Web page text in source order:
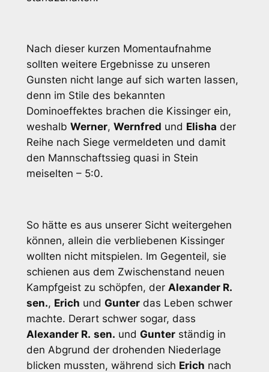
Nach dieser kurzen Momentaufnahme
sollten weitere Ergebnisse zu unseren
Gunsten nicht lange auf sich warten lassen,
denn im Stile des bekannten
Dominoeffektes brachen die Kissinger ein,
weshalb Werner, Wernfred und Elisha der
Reihe nach Siege vermeldeten und damit
den Mannschaftssieg quasi in Stein
meiselten – 5:0.
So hätte es aus unserer Sicht weitergehen
können, allein die verbliebenen Kissinger
wollten nicht mitspielen. Im Gegenteil, sie
schienen aus dem Zwischenstand neuen
Kampfgeist zu schöpfen, der Alexander R.
sen., Erich und Gunterdas Leben schwer
machte. Derart schwer sogar, dass
Alexander R. sen. und Gunterständig in
den Abgrund der drohenden Niederlage
blicken mussten, während sich Erich nach